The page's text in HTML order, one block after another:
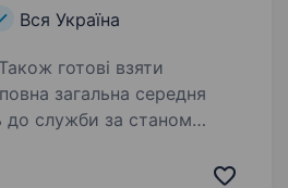
Вся Україна
готові взяти
буде перевагою